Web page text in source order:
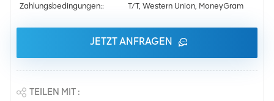
Zahlungsbedingungen::
T/T, Western Union, MoneyGram
JETZT ANFRAGEN
TEILEN MIT :